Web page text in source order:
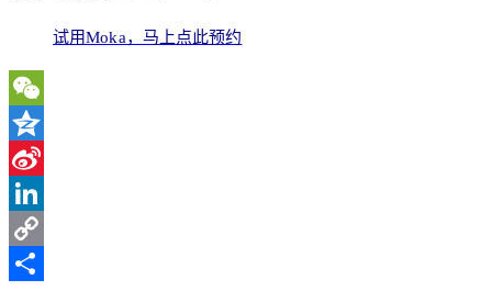
试用Moka，马上点此预约
WeChat
Qzone
Sina
Weibo
LinkedIn
Copy